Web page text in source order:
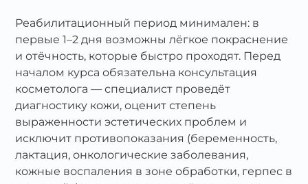
Реабилитационный период минимален: в
первые 1–2 дня возможны лёгкое покраснение
и отёчность, которые быстро проходят. Перед
началом курса обязательна консультация
косметолога — специалист проведёт
диагностику кожи, оценит степень
выраженности эстетических проблем и
исключит противопоказания (беременность,
лактация, онкологические заболевания,
кожные воспаления в зоне обработки, герпес в